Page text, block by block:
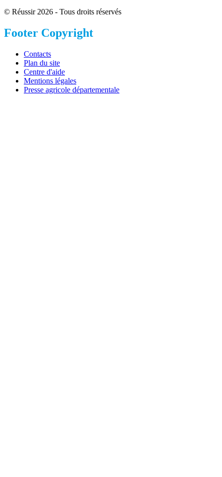
© Réussir 2026 - Tous droits réservés
Footer Copyright
Contacts
Plan du site
Centre d'aide
Mentions légales
Presse agricole départementale